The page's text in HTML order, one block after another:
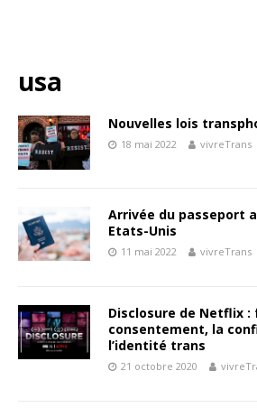
usa
Nouvelles lois
18 mai 2022 vivreTrans
Arrivée du passeport
Etats-Unis
11 mai 2022 vivreTrans
Disclosure de Netflix :
consentement, la
l’identité trans
21 octobre 2020